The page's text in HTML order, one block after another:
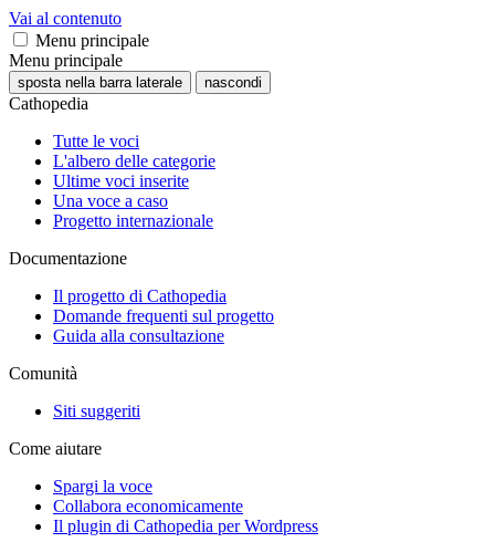
Vai al contenuto
Menu principale
Menu principale
sposta nella barra laterale nascondi
Cathopedia
Tutte le voci
L'albero delle categorie
Ultime voci inserite
Una voce a caso
Progetto internazionale
Documentazione
Il progetto di Cathopedia
Domande frequenti sul progetto
Guida alla consultazione
Comunità
Siti suggeriti
Come aiutare
Spargi la voce
Collabora economicamente
Il plugin di Cathopedia per Wordpress